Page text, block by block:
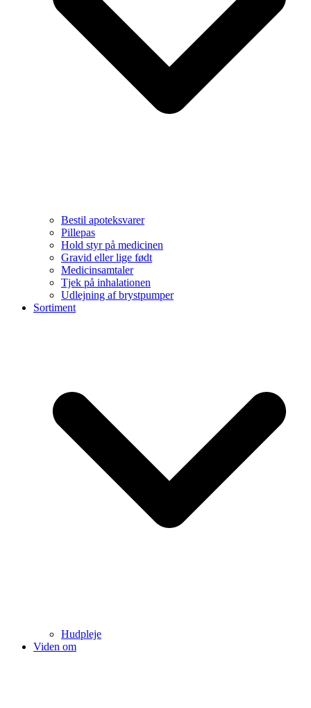
Bestil apoteksvarer
Pillepas
Hold styr på medicinen
Gravid eller lige født
Medicinsamtaler
Tjek på inhalationen
Udlejning af brystpumper
Sortiment
Hudpleje
Viden om